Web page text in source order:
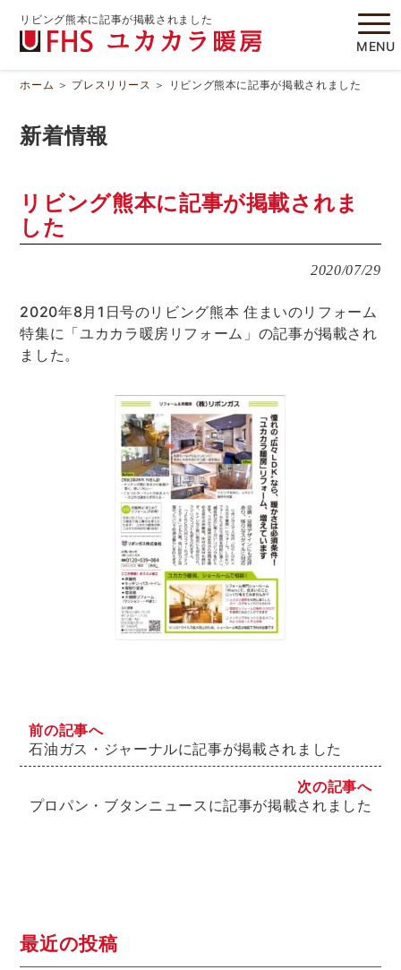
リビング熊本に記事が掲載されました
MENU
ホーム ＞ プレスリリース ＞ リビング熊本に記事が掲載されました
新着情報
リビング熊本に記事が掲載されま
した
2020/07/29
2020年8月1日号のリビング熊本 住まいのリフォーム
特集に「ユカカラ暖房リフォーム」の記事が掲載され
ました。
前の記事へ
石油ガス・ジャーナルに記事が掲載されました
次の記事へ
プロパン・ブタンニュースに記事が掲載されました
最近の投稿